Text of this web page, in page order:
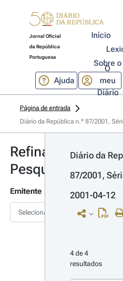
Jornal Oficial
da República
Portuguesa
Início
Sobre o
Ajuda
O
meu
Diário
Página de entrada
Diário da República n.º 87/2001,
Refinar
Pesquisa
Emitente
Selecionar
Diário da
87/2001,
2001-04-12
4 de 4
resultados